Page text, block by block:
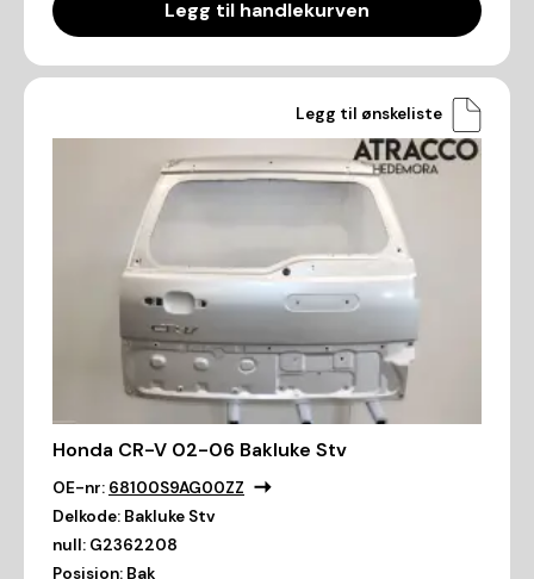
Legg til handlekurven
Legg til ønskeliste
Honda CR-V 02-06 Bakluke Stv
OE-nr: 68100S9AG00ZZ
Delkode: Bakluke Stv
null: G2362208
Posisjon: Bak